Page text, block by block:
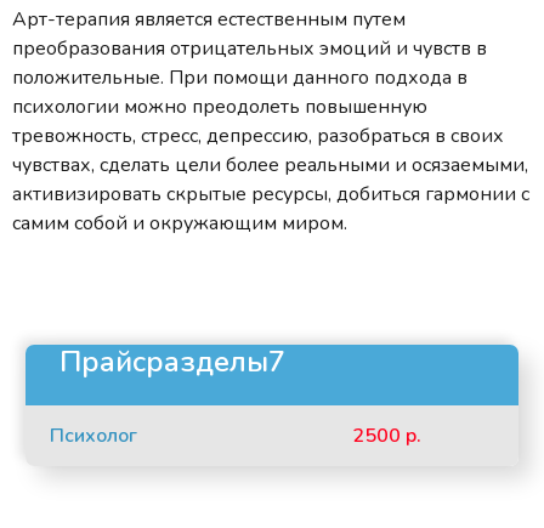
Арт-терапия является естественным путем
преобразования отрицательных эмоций и чувств в
положительные. При помощи данного подхода в
психологии можно преодолеть повышенную
тревожность, стресс, депрессию, разобраться в своих
чувствах, сделать цели более реальными и осязаемыми,
активизировать скрытые ресурсы, добиться гармонии с
самим собой и окружающим миром.
Прайсразделы7
Психолог 2500 р.